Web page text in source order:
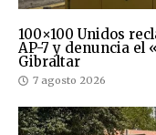
100×100 Unidos
AP-7 y denuncia el
Gibraltar
7 agosto 2026